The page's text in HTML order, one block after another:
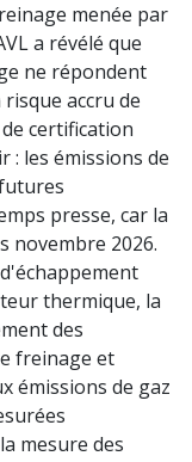
menée par
a révélé que
ne répondent
accru de
certification
: les émissions de
presse, car la
novembre 2026.
thermique, la
des
freinage et
émissions de gaz
mesure des